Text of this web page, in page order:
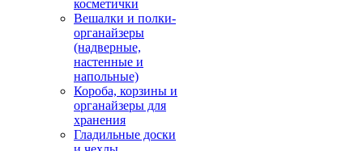
косметички
Вешалки и полки-
органайзеры
(надверные,
настенные и
напольные)
Короба, корзины и
органайзеры для
хранения
Гладильные доски